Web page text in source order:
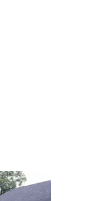
les plus aimés